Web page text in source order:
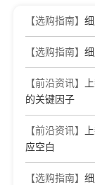
【选购指南】
【选购指南】
【前沿资讯】
的关键因子
【前沿资讯】
应空白
【选购指南】